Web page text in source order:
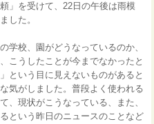
」を受けて、22日の午後は雨模
した。
学校、園がどうなっているのか、
こうしたことが今までなかったと
という目に見えないものがあると
気がしました。普段よく使われる
、現状がこうなっている、また、
という昨日のニュースのことなど